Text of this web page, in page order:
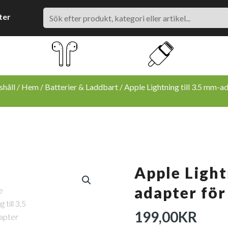
Search
/ Hem/ Batterier & Laddbart/ Apple Lightning till 3.5 mm-
Apple
adapter
199,00KR